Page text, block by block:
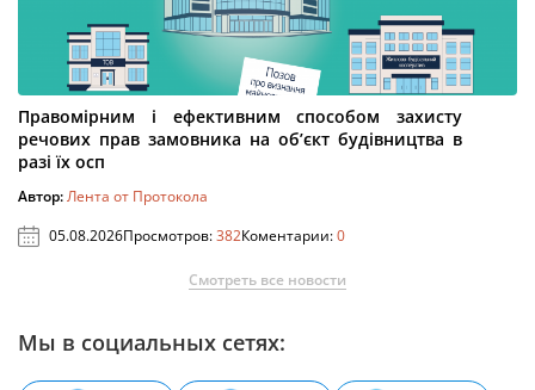
Правомірним і ефективним способом захисту
речових прав замовника на об’єкт будівництва в
разі їх осп
Автор:Лента от Протокола
05.08.2026Просмотров:382Коментарии:0
Смотреть все новости
Мы в социальных сетях: